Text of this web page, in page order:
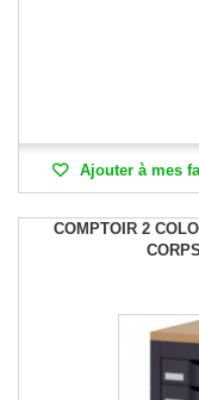
Ajouter à mes
COMPTOIR 2